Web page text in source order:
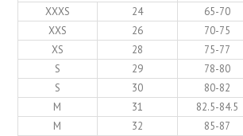
XXXS
24 65-70
XXS
26 70-75
XS
28 75-77
S
29 78-80
S
30 80-82
M
31 82.5-84.5
M
32 85-87